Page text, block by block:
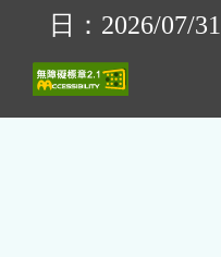
日：2026/07/31